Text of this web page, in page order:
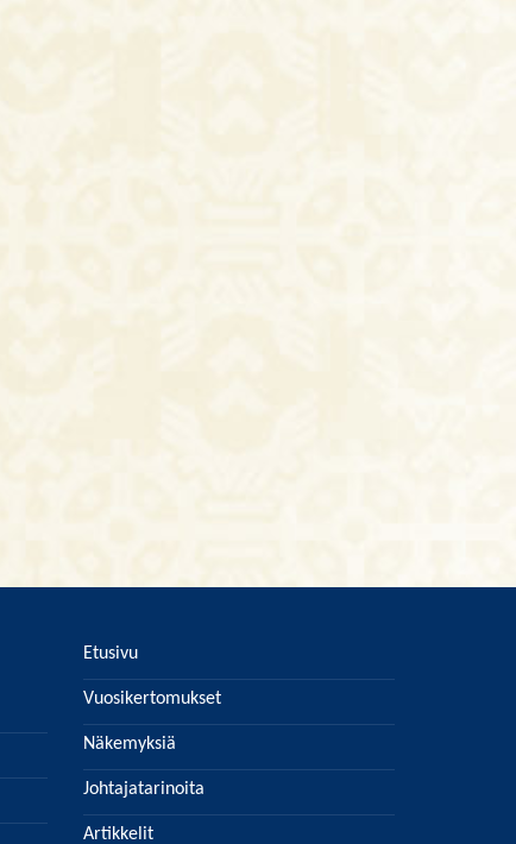
Etusivu
Vuosikertomukset
Näkemyksiä
Johtajatarinoita
Artikkelit